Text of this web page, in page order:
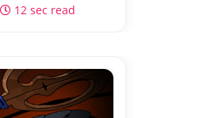
12 sec read